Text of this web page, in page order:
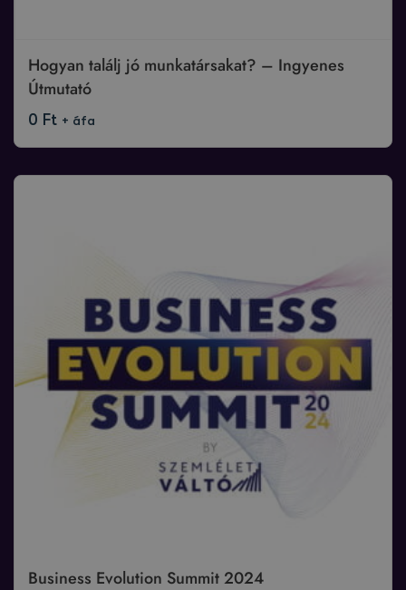
Hogyan találj jó munkatársakat? – Ingyenes
Útmutató
0 Ft + áfa
Business Evolution Summit 2024